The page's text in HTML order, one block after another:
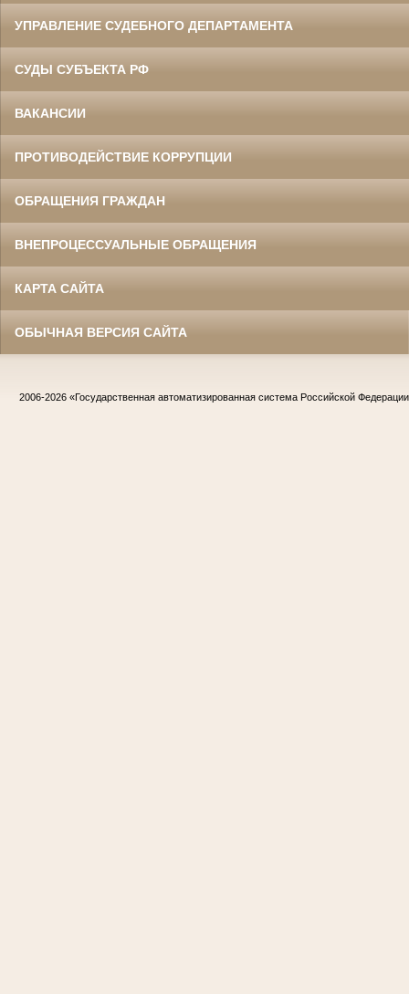
УПРАВЛЕНИЕ СУДЕБНОГО ДЕПАРТАМЕНТА
СУДЫ СУБЪЕКТА РФ
ВАКАНСИИ
ПРОТИВОДЕЙСТВИЕ КОРРУПЦИИ
ОБРАЩЕНИЯ ГРАЖДАН
ВНЕПРОЦЕССУАЛЬНЫЕ ОБРАЩЕНИЯ
КАРТА САЙТА
ОБЫЧНАЯ ВЕРСИЯ САЙТА
2006-2026 «Государственная автоматизированная система Российской